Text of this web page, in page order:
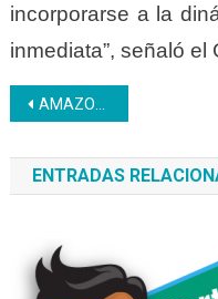
incorporarse a la
inmediata”, señaló
Navegación
de
entradas
AMAZONAS | Liceo Inces realizó elecciones del consejo estudiantil
ENTRADAS